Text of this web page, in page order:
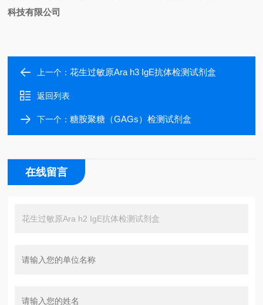
科技有限公司
上一个：花生过敏原Ara h3 IgE抗体检测试剂盒
返回列表
下一个：糖胺聚糖（GAGs）检测试剂盒
在线留言